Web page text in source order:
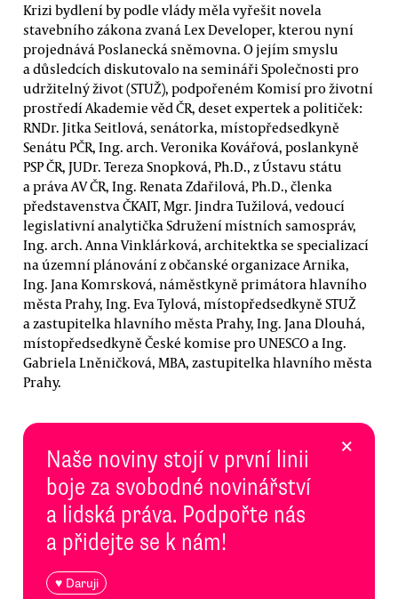
Krizi bydlení by podle vlády měla vyřešit novela
stavebního zákona zvaná Lex Developer, kterou nyní
projednává Poslanecká sněmovna. O jejím smyslu
a důsledcích diskutovalo na semináři Společnosti pro
udržitelný život (STUŽ), podpořeném Komisí pro životní
prostředí Akademie věd ČR, deset expertek a političek:
RNDr. Jitka Seitlová, senátorka, místopředsedkyně
Senátu PČR, Ing. arch. Veronika Kovářová, poslankyně
PSP ČR, JUDr. Tereza Snopková, Ph.D., z Ústavu státu
a práva AV ČR, Ing. Renata Zdařilová, Ph.D., členka
představenstva ČKAIT, Mgr. Jindra Tužilová, vedoucí
legislativní analytička Sdružení místních samospráv,
Ing. arch. Anna Vinklárková, architektka se specializací
na územní plánování z občanské organizace Arnika,
Ing. Jana Komrsková, náměstkyně primátora hlavního
města Prahy, Ing. Eva Tylová, místopředsedkyně STUŽ
a zastupitelka hlavního města Prahy, Ing. Jana Dlouhá,
místopředsedkyně České komise pro UNESCO a Ing.
Gabriela Lněničková, MBA, zastupitelka hlavního města
Prahy.
Naše noviny stojí v první linii
boje za svobodné novinářství
a lidská práva. Podpořte nás
a přidejte se k nám!
♥ Daruji
×